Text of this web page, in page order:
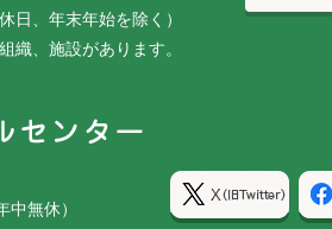
日、年末年始を除く）
織、施設があります。
無休）